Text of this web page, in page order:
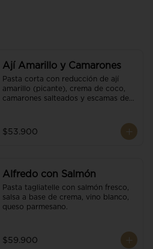
Ají Amarillo y Camarones
Pasta corta con reducción de ají
amarillo (picante), crema de coco,
camarones salteados y escamas de
$53.900
Alfredo con Salmón
Pasta tagliatelle con salmón fresco,
salsa a base de crema, vino blanco,
queso parmesano.
$59.900